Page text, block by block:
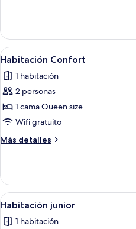
superior
Abrir
todas
las
fotos
de
Habitación
Confort
4
Habitación Confort
1 habitación
2 personas
1 cama Queen size
Wifi gratuito
Más detalles
Más
Confort
Abrir
todas
las
2
Habitación junior
1 habitación